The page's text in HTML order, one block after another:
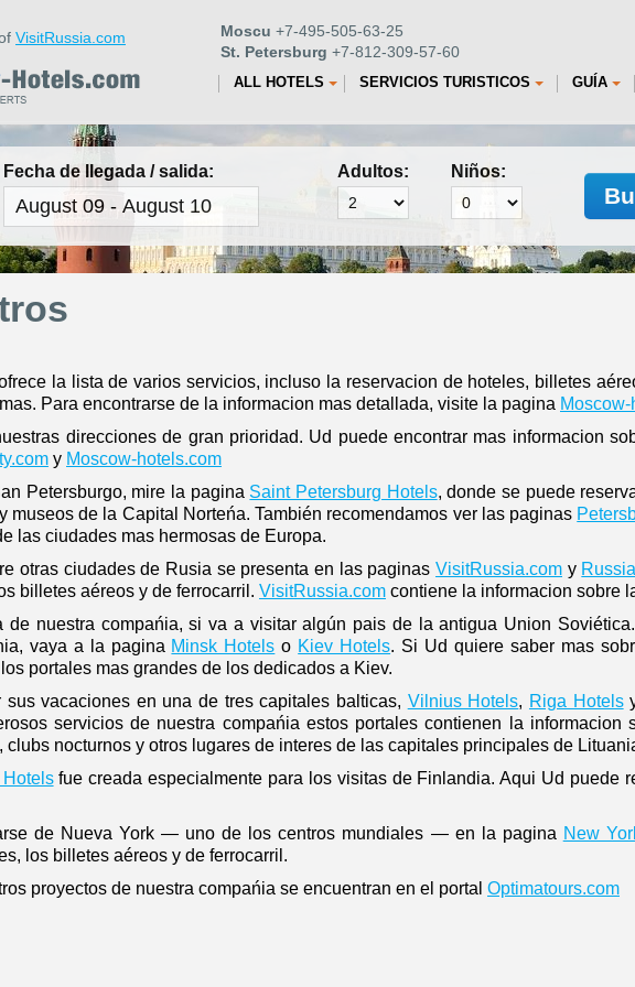
VisitRussia.com Moscu +7-495-505-63-25
St. Petersburg +7-812-309-57-60
ALL HOTELS SERVICIOS TURISTICOS GUÍA
Fecha de llegada / salida: Adultos: Niños:
la lista de varios servicios, incluso la reservacion de hoteles, billetes
Para encontrarse de la informacion mas detallada, visite la pagina
direcciones de gran prioridad. Ud puede encontrar mas informacion
y Moscow-hotels.com
Petersburgo, mire la pagina Saint Petersburg Hotels, donde se puede
museos de la Capital Norteńa. También recomendamos ver las paginas
las ciudades mas hermosas de Europa.
otras ciudades de Rusia se presenta en las paginas VisitRussia.com y
billetes aéreos y de ferrocarril. VisitRussia.com contiene la informacion sobre
de nuestra compańia, si va a visitar algún pais de la antigua Union
vaya a la pagina Minsk Hotels o Kiev Hotels. Si Ud quiere saber mas
portales mas grandes de los dedicados a Kiev.
vacaciones en una de tres capitales balticas, Vilnius Hotels, Riga Hotels
servicios de nuestra compańia estos portales contienen la informacion
clubs nocturnos y otros lugares de interes de las capitales principales de
fue creada especialmente para los visitas de Finlandia. Aqui Ud puede
de Nueva York — uno de los centros mundiales — en la pagina New
los billetes aéreos y de ferrocarril.
proyectos de nuestra compańia se encuentran en el portal Optimatours.com